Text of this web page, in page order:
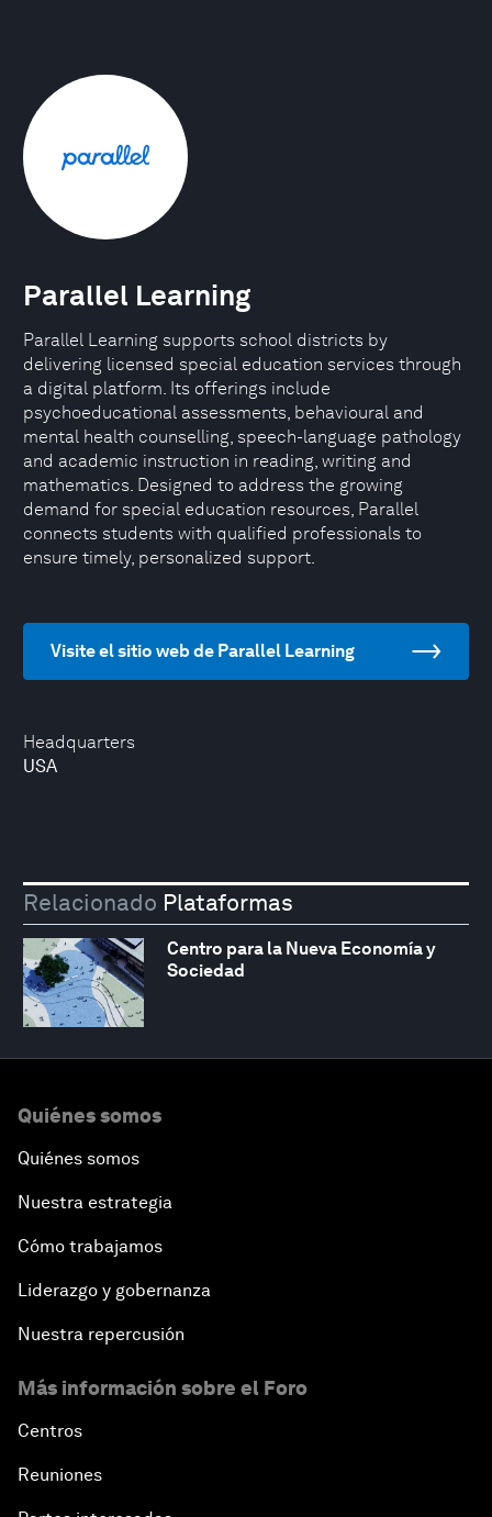
Headquarters
USA
Parallel Learning
Parallel Learning supports school districts by
delivering licensed special education services through
a digital platform. Its offerings include
psychoeducational assessments, behavioural and
mental health counselling, speech-language pathology
and academic instruction in reading, writing and
mathematics. Designed to address the growing
demand for special education resources, Parallel
connects students with qualified professionals to
ensure timely, personalized support.
Visite el sitio web de Parallel Learning
Relacionado Plataformas
Centro para la Nueva Economía y
Sociedad
Quiénes somos
Quiénes somos
Nuestra estrategia
Cómo trabajamos
Liderazgo y gobernanza
Nuestra repercusión
Más información sobre el Foro
Centros
Reuniones